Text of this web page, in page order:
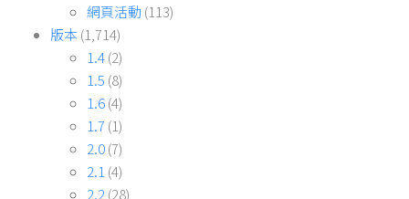
網頁活動 (113)
版本 (1,714)
1.4(2)
1.5 (8)
1.6(4)
1.7 (1)
2.0(7)
2.1 (4)
2.2 (28)